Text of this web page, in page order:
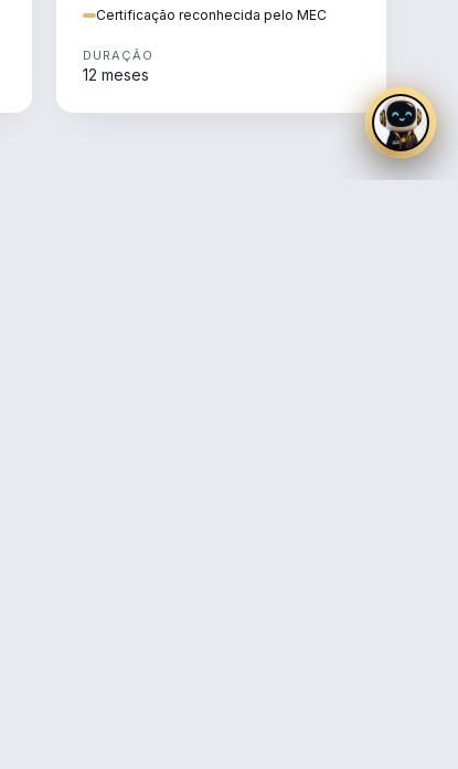
Certificação reconhecida pelo MEC
DURAÇÃO
12 meses